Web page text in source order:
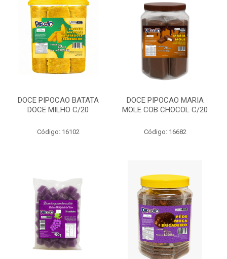
DOCE PIPOCAO BATATA
DOCE MILHO C/20
Código: 16102
DOCE PIPOCAO MARIA
MOLE COB CHOCOL C/20
Código: 16682